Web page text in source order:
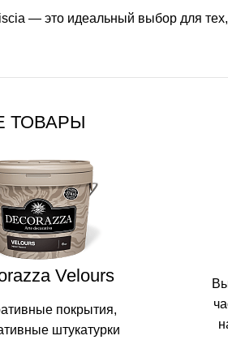
— это идеальный выбор для тех,
ТОВАРЫ
Velours
покрытия,
штукатурки